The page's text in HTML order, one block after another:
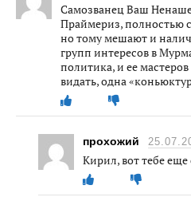
Самозванец Ваш
Праймериз, полностью
но тому мешают и
групп интересов в
политика, и ее
видать, одна
прохожий
Кирил, вот тебе еще